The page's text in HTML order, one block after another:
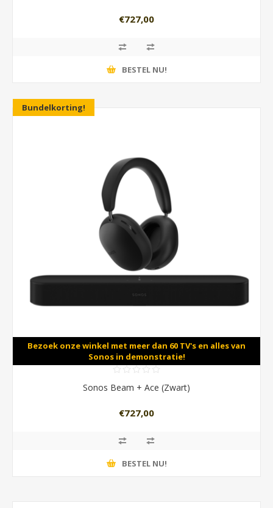
€727,00
BESTEL NU!
Bundelkorting!
Bezoek onze winkel met meer dan 60 TV's en alles van
Sonos in demonstratie!
Sonos Beam + Ace (Zwart)
€727,00
BESTEL NU!